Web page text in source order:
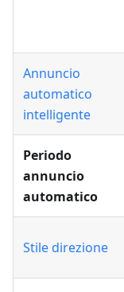
Annuncio
automatico
intelligente
Periodo
annuncio
automatico
Stile direzione